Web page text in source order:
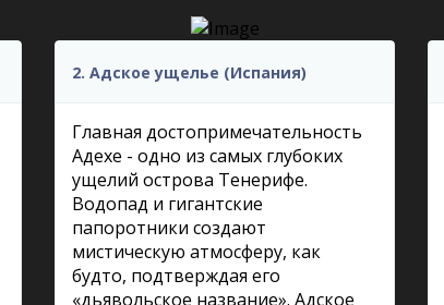
2. Адское ущелье (Испания)
Главная достопримечательность
Адехе - одно из самых глубоких
ущелий острова Тенерифе.
Водопад и гигантские
папоротники создают
мистическую атмосферу, как
будто, подтверждая его
«дьявольское название». Адское